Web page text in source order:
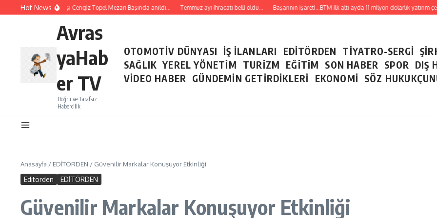
İçeriğe atlaHot News
Şehit Pilot Yüzbaşı Cengiz Topel Mezarı Başında anıldı… Temmuz ayı ihracatı belli oldu… Başarının işareti…BTM ilk altı ayda 11 milyon dolarlık yatırım
Avras
yaHab
er TV
Doğru ve Tarafsız
Habercilik
OTOMOTİV DÜNYASI İŞ İLANLARI EDİTÖRDEN TİYATRO-SERGİ
SAĞLIK YEREL YÖNETİM TURİZM EĞİTİM SON HABER SPOR DIŞ
VİDEO HABER
GÜNDEMİN GETİRDİKLERİ EKONOMİ SÖZ
Anasayfa / EDİTÖRDEN / Güvenilir Markalar Konuşuyor Etkinliği
Editörden EDİTÖRDEN
Güvenilir Markalar Konuşuyor Etkinliği